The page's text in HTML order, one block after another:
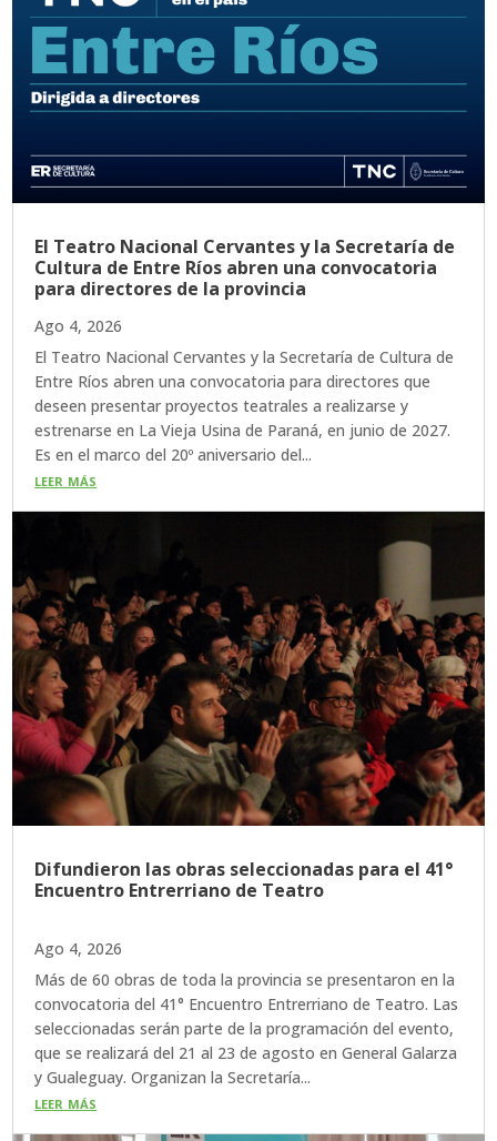
El Teatro Nacional Cervantes y la Secretaría de
Cultura de Entre Ríos abren una convocatoria
para directores de la provincia
Ago 4, 2026
El Teatro Nacional Cervantes y la Secretaría de Cultura de
Entre Ríos abren una convocatoria para directores que
deseen presentar proyectos teatrales a realizarse y
estrenarse en La Vieja Usina de Paraná, en junio de 2027.
Es en el marco del 20º aniversario del...
leer más
Difundieron las obras seleccionadas para el 41°
Encuentro Entrerriano de Teatro
Ago 4, 2026
Más de 60 obras de toda la provincia se presentaron en la
convocatoria del 41° Encuentro Entrerriano de Teatro. Las
seleccionadas serán parte de la programación del evento,
que se realizará del 21 al 23 de agosto en General Galarza
y Gualeguay. Organizan la Secretaría...
leer más